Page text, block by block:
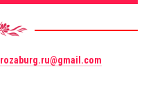
rozaburg.ru@gmail.com